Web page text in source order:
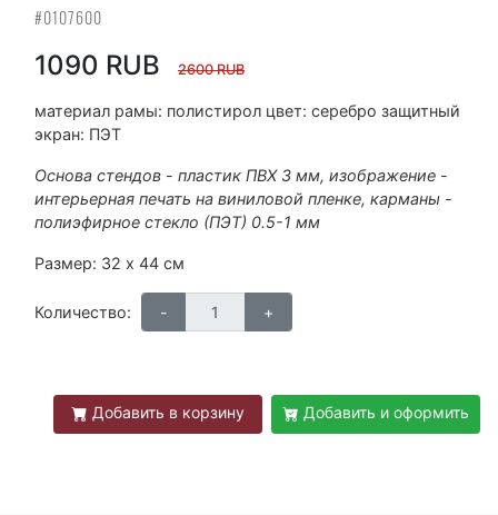
#0107600
1090 RUB 2600 RUB
материал рамы: полистирол цвет: серебро защитный
экран: ПЭТ
Основа стендов - пластик ПВХ 3 мм, изображение -
интерьерная печать на виниловой пленке, карманы -
полиэфирное стекло (ПЭТ) 0.5-1 мм
Размер: 32 х 44 см
Количество:
Добавить в корзину Добавить и оформить